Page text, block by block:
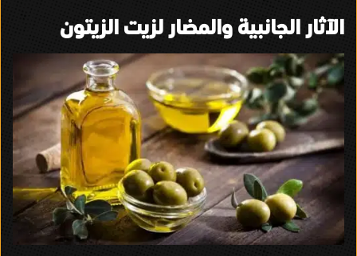
الآثار الجانبية والمضار لزيت الزيتون